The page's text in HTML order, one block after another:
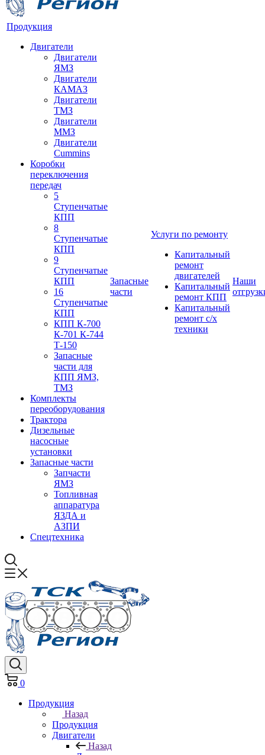
Продукция
Двигатели
Двигатели
ЯМЗ
Двигатели
КАМАЗ
Двигатели
ТМЗ
Двигатели
ММЗ
Двигатели
Cummins
Коробки
переключения
передач
5
Ступенчатые
КПП
8
Ступенчатые
КПП
9
Ступенчатые
КПП
16
Ступенчатые
КПП
КПП К-700
К-701 К-744
Т-150
Запасные
части для
КПП ЯМЗ,
ТМЗ
Комплекты
переоборудования
Трактора
Дизельные
насосные
установки
Запасные части
Запчасти
ЯМЗ
Топливная
аппаратура
ЯЗДА и
АЗПИ
Спецтехника
Запасные
части
Услуги по ремонту
Капитальный
ремонт
двигателей
Капитальный
ремонт КПП
Капитальный
ремонт с/х
техники
Наши
0
Продукция
Назад
Продукция
Двигатели
Назад